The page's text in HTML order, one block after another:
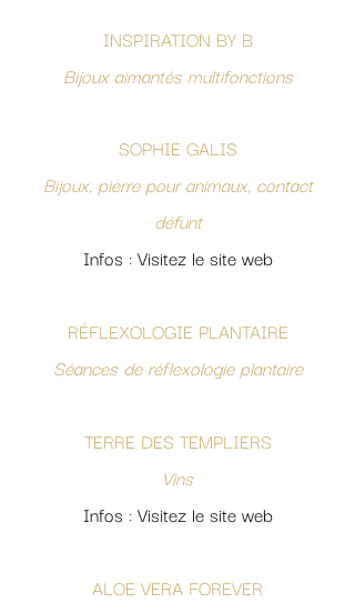
INSPIRATION BY B
Bijoux aimantés multifonctions
SOPHIE GALIS
Bijoux, pierre pour animaux, contact
défunt
Infos : Visitez le site web
RÉFLEXOLOGIE PLANTAIRE
Séances de réflexologie plantaire
TERRE DES TEMPLIERS
Vins
Infos : Visitez le site web
ALOE VERA FOREVER